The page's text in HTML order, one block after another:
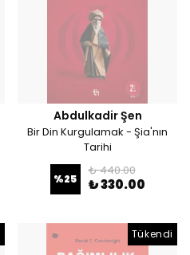
Abdulkadir Şen
Bir Din Kurgulamak - Şia'nın
Tarihi
%25
₺ 440.00
₺ 330.00
Tükendi